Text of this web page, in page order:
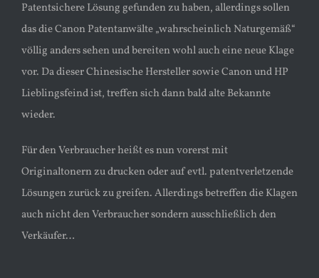
Patentsichere Lösung gefunden zu haben, allerdings sollen
das die Canon Patentanwälte „wahrscheinlich Naturgemäß“
völlig anders sehen und bereiten wohl auch eine neue Klage
vor. Da dieser Chinesische Hersteller sowie Canon und HP
Lieblingsfeind ist, treffen sich dann bald alte Bekannte
wieder.
Für den Verbraucher heißt es nun vorerst mit
Originaltonern zu drucken oder auf evtl. patentverletzende
Lösungen zurück zu greifen. Allerdings betreffen die Klagen
auch nicht den Verbraucher sondern ausschließlich den
Verkäufer…